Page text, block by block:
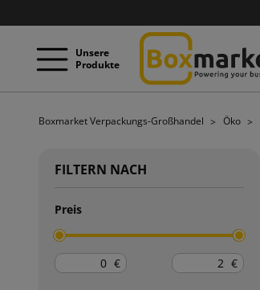
Unsere
Produkte
Boxmarket Verpackungs-Großhandel Öko
FILTERN NACH
Preis
€ €